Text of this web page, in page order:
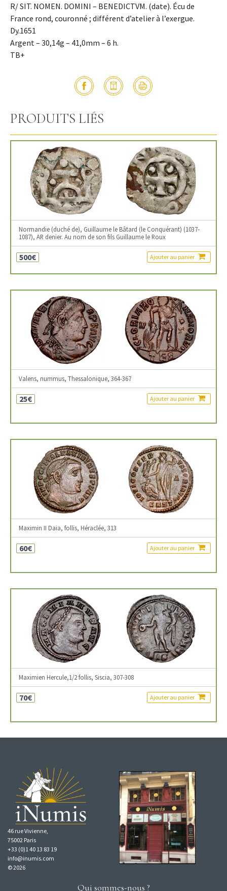
R/ SIT. NOMEN. DOMINI – BENEDICTVM. (date). Écu de
France rond, couronné ; différent d’atelier à l’exergue.
Dy.1651
Argent – 30,14g – 41,0mm – 6 h.
TB+
PRODUITS LIÉS
Normandie (duché de), Guillaume le Bâtard (le Conquérant) (1037-
1087), AR denier. Au nom de son fils Guillaume le Roux
500€ Ajouter au panier
Valens, nummus, Thessalonique, 364-367
25€ Ajouter au panier
Maximin II Daia, follis, Héraclée, 313
60€ Ajouter au panier
Maximien Hercule,1/2 follis, Siscia, 307-308
70€ Ajouter au panier
46 rue Vivienne,
75002 Paris
+33 (0)1 40 13 83 19
info@inumis.com
© 2026
Qui sommes-nous ?